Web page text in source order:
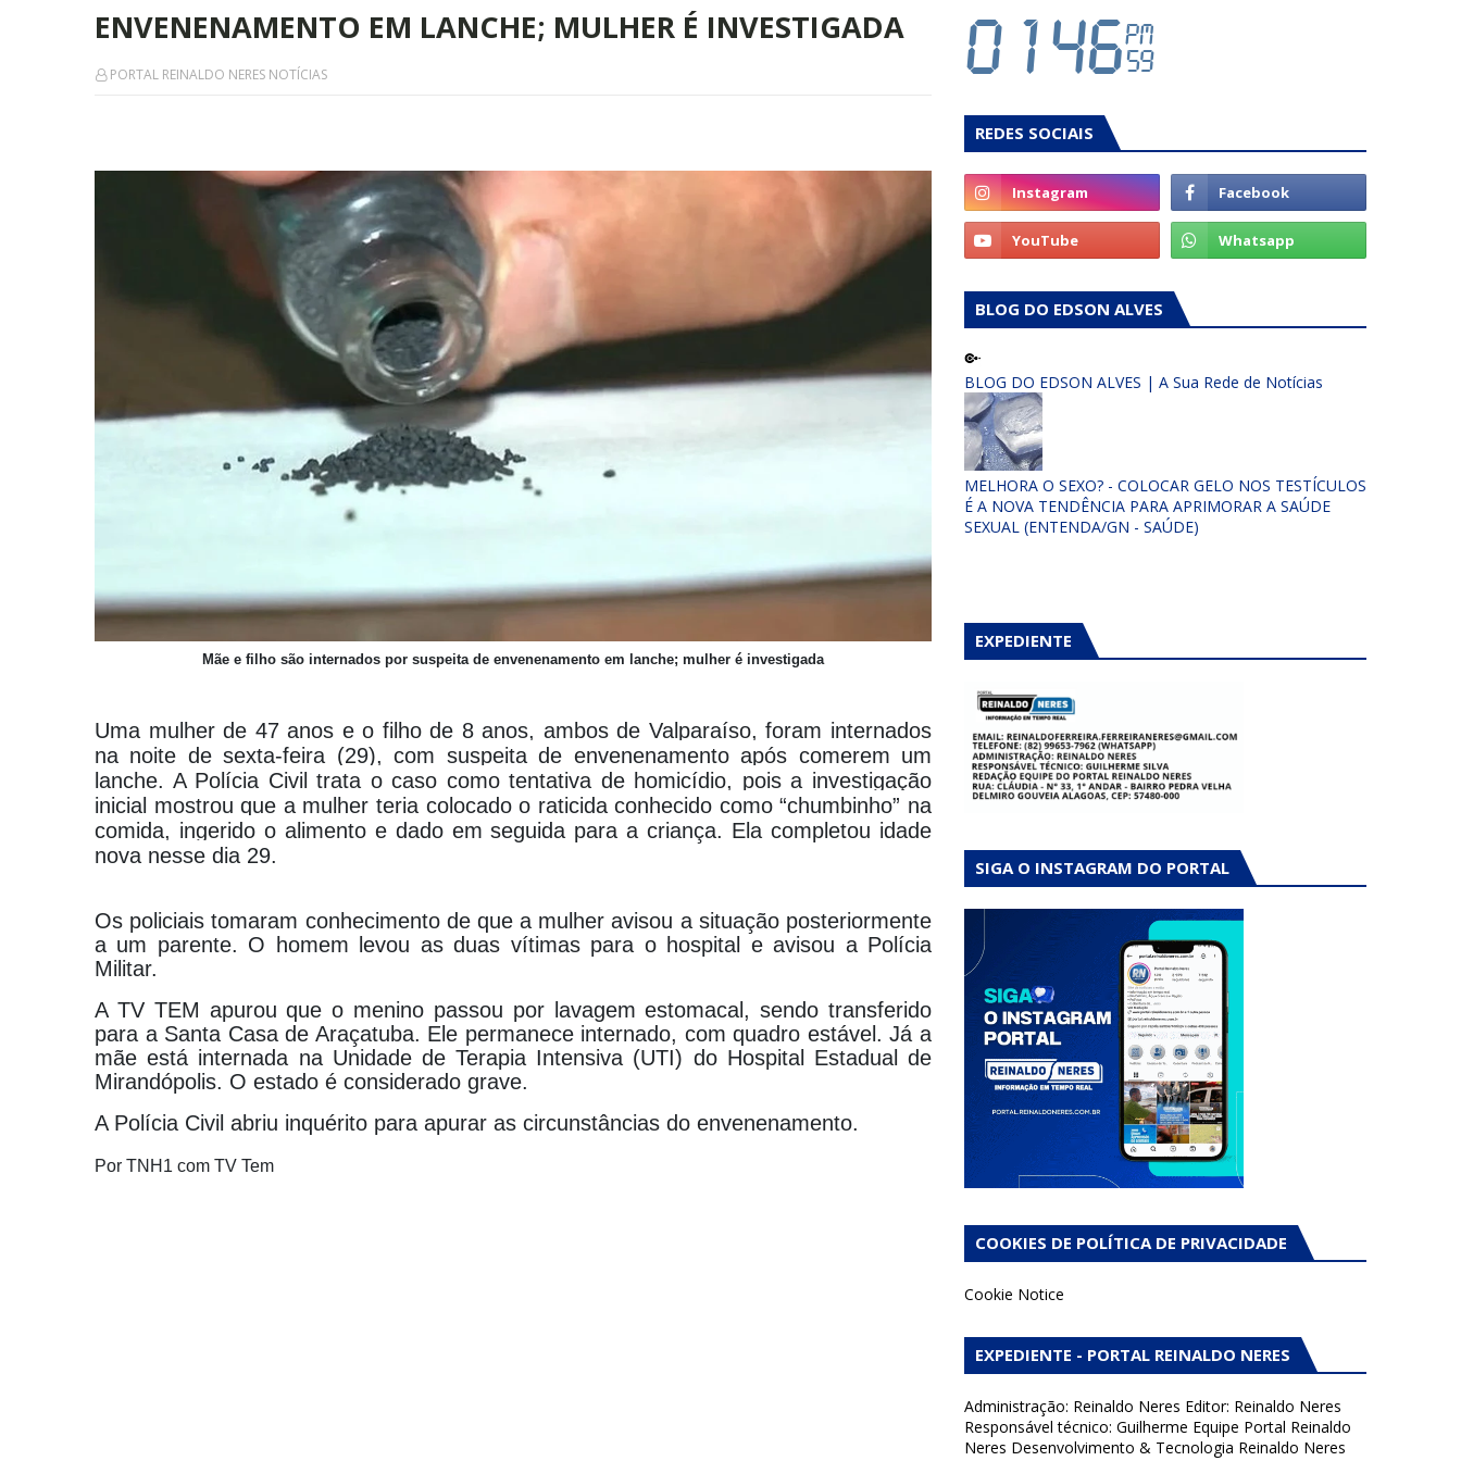
ENVENENAMENTO EM LANCHE; MULHER É INVESTIGADA
PORTAL REINALDO NERES NOTÍCIAS
Mãe e filho são internados por suspeita de envenenamento em lanche; mulher é investigada
Uma mulher de 47 anos e o filho de 8 anos, ambos de Valparaíso, foram internados
na noite de sexta-feira (29), com suspeita de envenenamento após comerem um
lanche. A Polícia Civil trata o caso como tentativa de homicídio, pois a investigação
inicial mostrou que a mulher teria colocado o raticida conhecido como “chumbinho” na
comida, ingerido o alimento e dado em seguida para a criança. Ela completou idade
nova nesse dia 29.
Os policiais tomaram conhecimento de que a mulher avisou a situação posteriormente
a um parente. O homem levou as duas vítimas para o hospital e avisou a Polícia
Militar.
A TV TEM apurou que o menino passou por lavagem estomacal, sendo transferido
para a Santa Casa de Araçatuba. Ele permanece internado, com quadro estável. Já a
mãe está internada na Unidade de Terapia Intensiva (UTI) do Hospital Estadual de
Mirandópolis. O estado é considerado grave.
A Polícia Civil abriu inquérito para apurar as circunstâncias do envenenamento.
Por TNH1 com TV Tem
REDES SOCIAIS
BLOG DO EDSON ALVES
BLOG DO EDSON ALVES | A Sua Rede de Notícias
MELHORA O SEXO? - COLOCAR GELO NOS TESTÍCULOS
É A NOVA TENDÊNCIA PARA APRIMORAR A SAÚDE
SEXUAL (ENTENDA/GN - SAÚDE)
EXPEDIENTE
SIGA O INSTAGRAM DO PORTAL
COOKIES DE POLÍTICA DE PRIVACIDADE
Cookie Notice
EXPEDIENTE - PORTAL REINALDO NERES
Administração: Reinaldo Neres Editor: Reinaldo Neres
Responsável técnico: Guilherme Equipe Portal Reinaldo
Neres Desenvolvimento & Tecnologia Reinaldo Neres